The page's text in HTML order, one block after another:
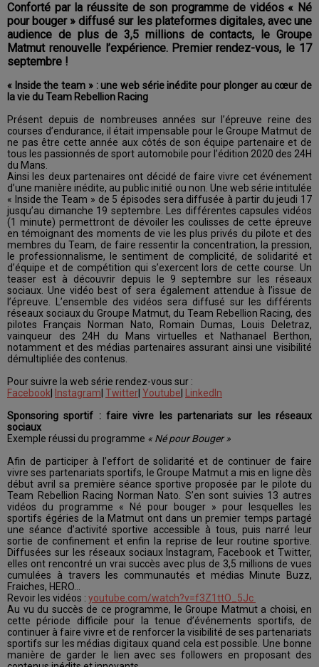
Conforté par la réussite de son programme de vidéos « Né
pour bouger » diffusé sur les plateformes digitales, avec une
audience de plus de 3,5 millions de contacts, le Groupe
Matmut renouvelle l’expérience. Premier rendez-vous, le 17
septembre !
« Inside the team » : une web série inédite pour plonger au cœur de
la vie du Team Rebellion Racing
Présent depuis de nombreuses années sur l’épreuve reine des
courses d’endurance, il était impensable pour le Groupe Matmut de
ne pas être cette année aux côtés de son équipe partenaire et de
tous les passionnés de sport automobile pour l’édition 2020 des 24H
du Mans.
Ainsi les deux partenaires ont décidé de faire vivre cet événement
d’une manière inédite, au public initié ou non. Une web série intitulée
« Inside the Team » de 5 épisodes sera diffusée à partir du jeudi 17
jusqu’au dimanche 19 septembre. Les différentes capsules vidéos
(1 minute) permettront de dévoiler les coulisses de cette épreuve
en témoignant des moments de vie les plus privés du pilote et des
membres du Team, de faire ressentir la concentration, la pression,
le professionnalisme, le sentiment de complicité, de solidarité et
d’équipe et de compétition qui s’exercent lors de cette course. Un
teaser est à découvrir depuis le 9 septembre sur les réseaux
sociaux. Une vidéo best of sera également attendue à l’issue de
l’épreuve. L’ensemble des vidéos sera diffusé sur les différents
réseaux sociaux du Groupe Matmut, du Team Rebellion Racing, des
pilotes Français Norman Nato, Romain Dumas, Louis Deletraz,
vainqueur des 24H du Mans virtuelles et Nathanael Berthon,
notamment et des médias partenaires assurant ainsi une visibilité
démultipliée des contenus.
Pour suivre la web série rendez-vous sur :
Facebook
Instagram Twitter Youtube LinkedIn
Sponsoring sportif : faire vivre les partenariats sur les réseaux
sociaux
Exemple réussi du programme « Né pour Bouger »
Afin de participer à l’effort de solidarité et de continuer de faire
vivre ses partenariats sportifs, le Groupe Matmut a mis en ligne dès
début avril sa première séance sportive proposée par le pilote du
Team Rebellion Racing Norman Nato. S’en sont suivies 13 autres
vidéos du programme « Né pour bouger » pour lesquelles les
sportifs égéries de la Matmut ont dans un premier temps partagé
une séance d’activité sportive accessible à tous, puis narré leur
sortie de confinement et enfin la reprise de leur routine sportive.
Diffusées sur les réseaux sociaux Instagram, Facebook et Twitter,
elles ont rencontré un vrai succès avec plus de 3,5 millions de vues
cumulées à travers les communautés et médias Minute Buzz,
Fraiches, HERO…
Revoir les vidéos : youtube.com/watch?v=f3Z1ttO_5Jc
Au vu du succès de ce programme, le Groupe Matmut a choisi, en
cette période difficile pour la tenue d’événements sportifs, de
continuer à faire vivre et de renforcer la visibilité de ses partenariats
sportifs sur les médias digitaux quand cela est possible. Une bonne
manière de garder le lien avec ses followers en proposant des